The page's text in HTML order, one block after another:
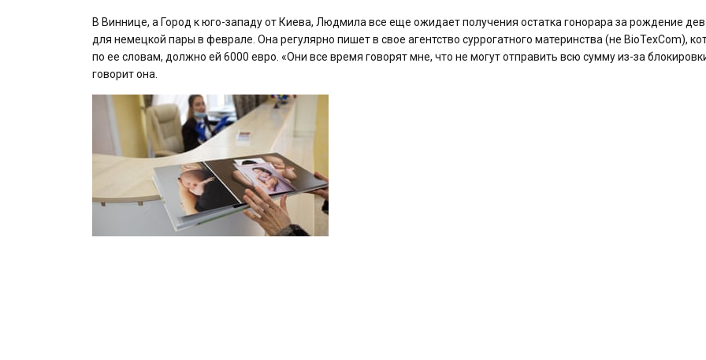
В Виннице, a Город к юго-западу от Киева, Людмила все еще ожидает получения остатка гонорара за рождение
для немецкой пары в феврале. Она регулярно пишет в свое агентство суррогатного материнства (не BioTexCom),
по ее словам, должно ей 6000 евро. «Они все время говорят мне, что не могут отправить всю сумму из-за
говорит она.